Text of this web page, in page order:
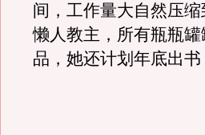
间，工作量大自然压
懒人教主，所有瓶瓶
品，她还计划年底出